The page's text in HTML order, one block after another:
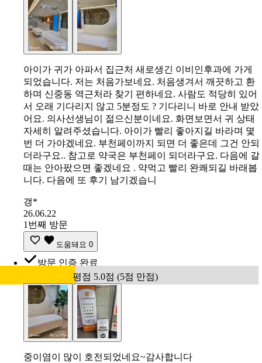
아이가 귀가 아파서 집근처 새로생긴 이비인후과에 가게
되었습니다. 저는 처음가보네요. 처음생겨서 깨끗하고 환
하며 신중동 역근처라 찾기 편하네요. 사람도 적당히 있어
서 오래 기다리지 않고 5분정도 ? 기다리니 바로 안내 받았
어요. 의사선생님이 젊으신분이네요. 화면보면서 귀 상태
자세히 알려주셨습니다. 아이가 빨리 좋아지길 바라며 몇
번 더 가야겠네요. 부천페이까지 되면 더 좋은데 그건 안되
더라구요.. 참고로 약국은 부천페이 되더라구요. 다음에 갈
때는 안아팠으면 좋겠네요 . 약먹고 빨리 완쾌되길 바래봅
니다. 다음에 또 후기 남기겠습니
갱*
26.06.22
1번째 방문
도움돼요 0
방문 인증 완료
평점 5.0점 (5점 만점)
중이염이 많이 호전되었네요~감사합니다